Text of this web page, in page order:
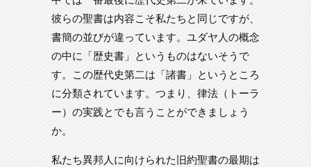
彼らの聖書は内容こそ私たちと同じですが、
書簡の並びが違っています。ユダヤ人の概念
の中に「歴史書」というものはないそうで
す。この歴代史第二は「諸書」というところ
に分類されています。つまり、律法（トーラ
ー）の実践とでも言うことができましょう
か。
私たち異邦人に向けられた旧約聖書の最期は